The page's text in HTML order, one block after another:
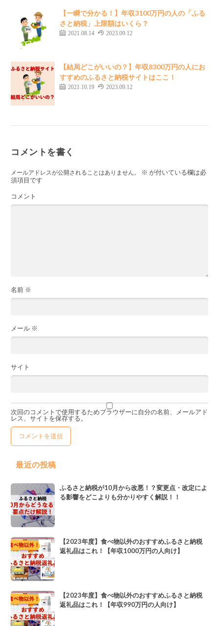
【一瞬で分かる！】年収3100万円の人の「ふる
さと納税」上限額はいくら？
2021.08.14 2023.09.12
【結局どこがいいの？】年収8300万円の人にお
すすめのふるさと納税サイトはここ！
2021.10.19 2023.09.12
コメントを書く
メールアドレスが公開されることはありません。 ※ が付いている欄は必
須項目です
コメント
名前 ※
メール ※
サイト
次回のコメントで使用するためブラウザーに自分の名前、メールアド
レス、サイトを保存する。
最近の投稿
ふるさと納税が10月から改悪！？変更点・改定によ
る影響をどこよりも分かりやすく解説！！
【2023年度】食べ物以外のおすすめふるさと納税
返礼品はこれ！【年収1000万円の人向け】
【2023年度】食べ物以外のおすすめふるさと納税
返礼品はこれ！【年収990万円の人向け】